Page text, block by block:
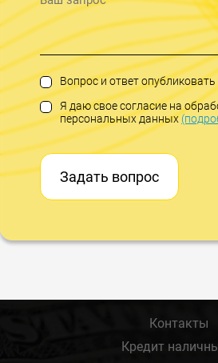
Вопрос и ответ опубликовать
Я даю свое согласие на
персональных данных
Задать вопрос
Контакты
Кредит